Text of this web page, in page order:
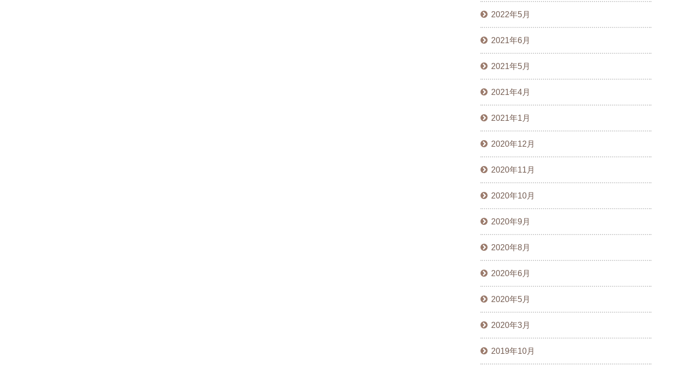
2022年5月
2021年6月
2021年5月
2021年4月
2021年1月
2020年12月
2020年11月
2020年10月
2020年9月
2020年8月
2020年6月
2020年5月
2020年3月
2019年10月